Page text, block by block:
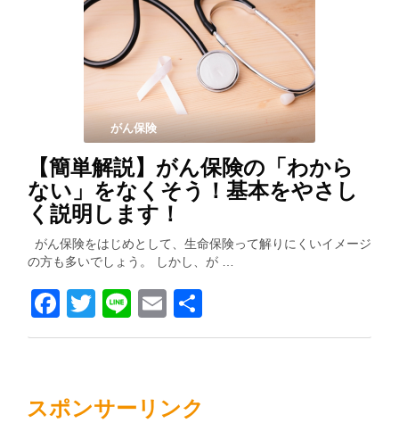
がん保険
【簡単解説】がん保険の「わから
ない」をなくそう！基本をやさし
く説明します！
がん保険をはじめとして、生命保険って解りにくいイメージ
の方も多いでしょう。 しかし、が …
Facebook
Twitter
LineEmail
有
スポンサーリンク